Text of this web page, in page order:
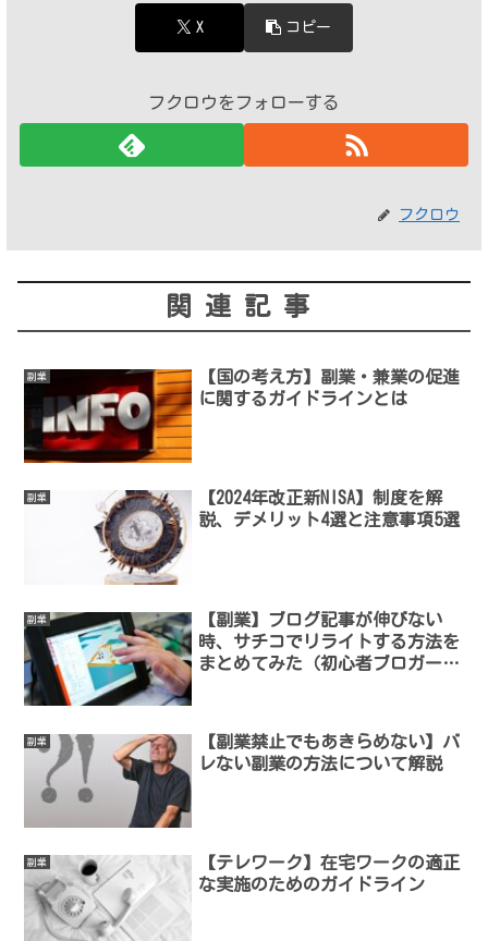
X コピー
フクロウをフォローする
フクロウ
関連記事
副業
【国の考え方】副業・兼業の促進
に関するガイドラインとは
副業
【2024年改正新NISA】制度を解
説、デメリット4選と注意事項5選
副業
【副業】ブログ記事が伸びない
時、サチコでリライトする方法を
まとめてみた（初心者ブロガーが
副業
【副業禁止でもあきらめない】バ
レない副業の方法について解説
副業
【テレワーク】在宅ワークの適正
な実施のためのガイドライン